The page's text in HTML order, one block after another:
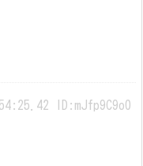
ID:mJfp9C9o0